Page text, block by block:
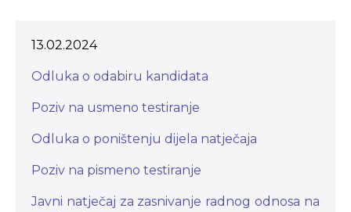
13.02.2024
Odluka o odabiru kandidata
Poziv na usmeno testiranje
Odluka o poništenju dijela natječaja
Poziv na pismeno testiranje
Javni natječaj za zasnivanje radnog odnosa na